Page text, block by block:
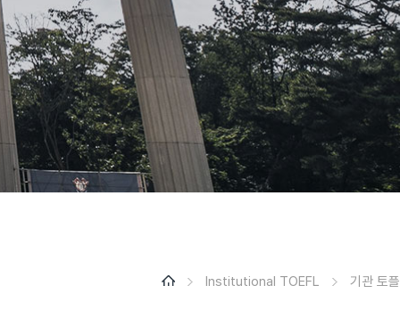
School
Program
Videos Exchange Program
Institutional TOEFL
FAQs
Institutional TOEFL 기관 토플